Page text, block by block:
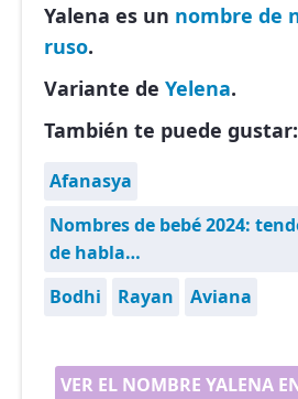
Yalena es un nombre de
ruso.
Variante de Yelena.
También te puede gustar:
Afanasya
Nombres de bebé 2024:
de habla…
Bodhi
Rayan Aviana
VER EL NOMBRE YALENA